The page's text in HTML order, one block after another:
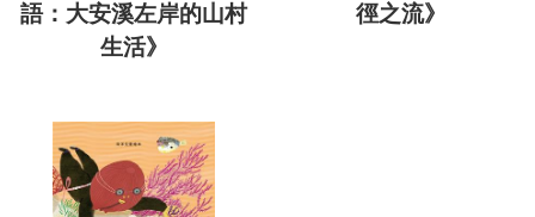
語：大安溪左岸的山村
生活》
徑之流》